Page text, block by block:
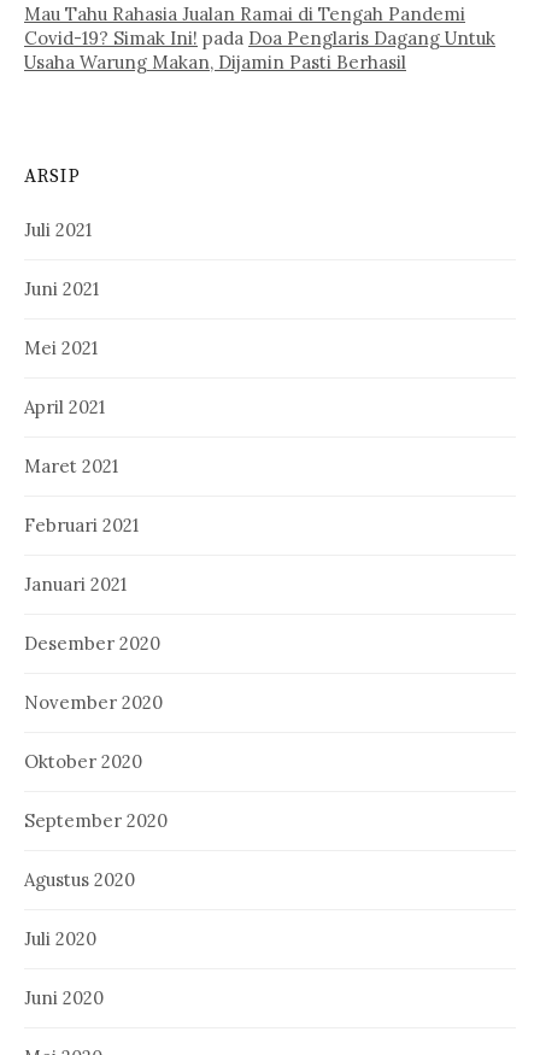
Mau Tahu Rahasia Jualan Ramai di Tengah Pandemi
Covid-19? Simak Ini! pada Doa Penglaris Dagang Untuk
Usaha Warung Makan, Dijamin Pasti Berhasil
ARSIP
Juli 2021
Juni 2021
Mei 2021
April 2021
Maret 2021
Februari 2021
Januari 2021
Desember 2020
November 2020
Oktober 2020
September 2020
Agustus 2020
Juli 2020
Juni 2020